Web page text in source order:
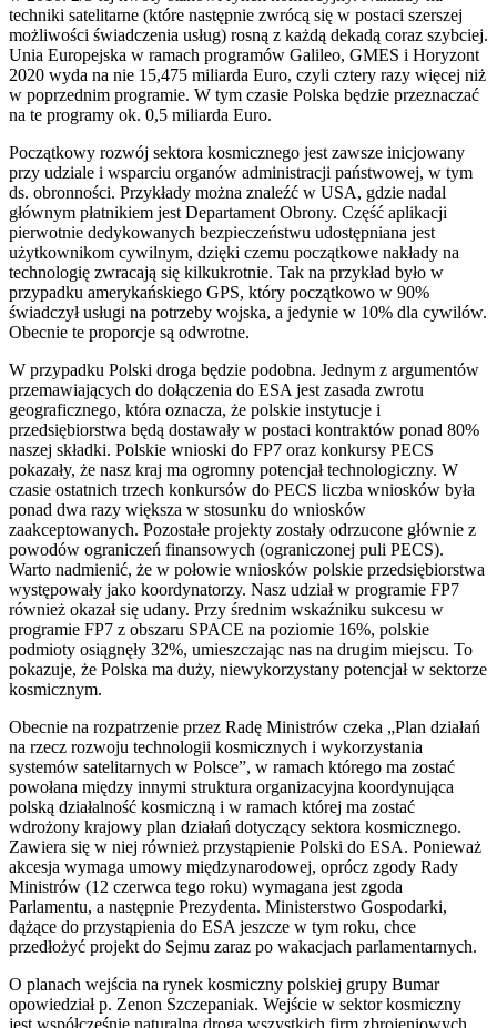
techniki satelitarne (które następnie zwrócą się w postaci szerszej
możliwości świadczenia usług) rosną z każdą dekadą coraz szybciej.
Unia Europejska w ramach programów Galileo, GMES i Horyzont
2020 wyda na nie 15,475 miliarda Euro, czyli cztery razy więcej niż
w poprzednim programie. W tym czasie Polska będzie przeznaczać
na te programy ok. 0,5 miliarda Euro.
Początkowy rozwój sektora kosmicznego jest zawsze inicjowany
przy udziale i wsparciu organów administracji państwowej, w tym
ds. obronności. Przykłady można znaleźć w USA, gdzie nadal
głównym płatnikiem jest Departament Obrony. Część aplikacji
pierwotnie dedykowanych bezpieczeństwu udostępniana jest
użytkownikom cywilnym, dzięki czemu początkowe nakłady na
technologię zwracają się kilkukrotnie. Tak na przykład było w
przypadku amerykańskiego GPS, który początkowo w 90%
świadczył usługi na potrzeby wojska, a jedynie w 10% dla cywilów.
Obecnie te proporcje są odwrotne.
W przypadku Polski droga będzie podobna. Jednym z argumentów
przemawiających do dołączenia do ESA jest zasada zwrotu
geograficznego, która oznacza, że polskie instytucje i
przedsiębiorstwa będą dostawały w postaci kontraktów ponad 80%
naszej składki. Polskie wnioski do FP7 oraz konkursy PECS
pokazały, że nasz kraj ma ogromny potencjał technologiczny. W
czasie ostatnich trzech konkursów do PECS liczba wniosków była
ponad dwa razy większa w stosunku do wniosków
zaakceptowanych. Pozostałe projekty zostały odrzucone głównie z
powodów ograniczeń finansowych (ograniczonej puli PECS).
Warto nadmienić, że w połowie wniosków polskie przedsiębiorstwa
występowały jako koordynatorzy. Nasz udział w programie FP7
również okazał się udany. Przy średnim wskaźniku sukcesu w
programie FP7 z obszaru SPACE na poziomie 16%, polskie
podmioty osiągnęły 32%, umieszczając nas na drugim miejscu. To
pokazuje, że Polska ma duży, niewykorzystany potencjał w sektorze
kosmicznym.
Obecnie na rozpatrzenie przez Radę Ministrów czeka „Plan działań
na rzecz rozwoju technologii kosmicznych i wykorzystania
systemów satelitarnych w Polsce”, w ramach którego ma zostać
powołana między innymi struktura organizacyjna koordynująca
polską działalność kosmiczną i w ramach której ma zostać
wdrożony krajowy plan działań dotyczący sektora kosmicznego.
Zawiera się w niej również przystąpienie Polski do ESA. Ponieważ
akcesja wymaga umowy międzynarodowej, oprócz zgody Rady
Ministrów (12 czerwca tego roku) wymagana jest zgoda
Parlamentu, a następnie Prezydenta. Ministerstwo Gospodarki,
dążące do przystąpienia do ESA jeszcze w tym roku, chce
przedłożyć projekt do Sejmu zaraz po wakacjach parlamentarnych.
O planach wejścia na rynek kosmiczny polskiej grupy Bumar
opowiedział p. Zenon Szczepaniak. Wejście w sektor kosmiczny
jest współcześnie naturalną drogą wszystkich firm zbrojeniowych,